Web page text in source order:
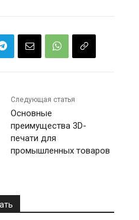
Следующая статья
Основные
преимущества 3D-
печати для
промышленных товаров